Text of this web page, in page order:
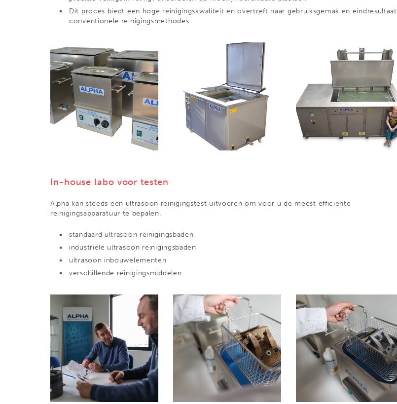
Dit proces biedt een hoge reinigingskwaliteit en overtreft naar gebruiksgemak en eindresultaat
conventionele reinigingsmethodes
In-house labo voor testen
Alpha kan steeds een ultrasoon reinigingstest uitvoeren om voor u de meest efficiënte
reinigingsapparatuur te bepalen.
standaard ultrasoon reinigingsbaden
industriële ultrasoon reinigingsbaden
ultrasoon inbouwelementen
verschillende reinigingsmiddelen